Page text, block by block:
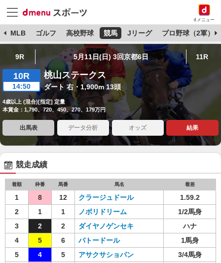
dメニュー
MLB ゴルフ 高校野球 競馬 Jリーグ プロ野球（2軍）
9R 5月11日(日) 3回京都6日 11R
10R
14:50
桃山ステークス
ダート 右・1,900m 13頭
4歳以上 (混合)[指定] 定量
本賞金：1,790、720、450、270、179万円
出馬表 データ分析 オッズ 結果
競走成績
着順 枠番 馬番 馬名 着差
1 8 12 クラージュドール
1.59.2
2
1 1 ノボリドリーム
1/2馬身
3
2 2 ダイヤノゲンセキ
ハナ
4
5 6 バトードール
1馬身
5
4 5 アサクサショパン
3/4馬身